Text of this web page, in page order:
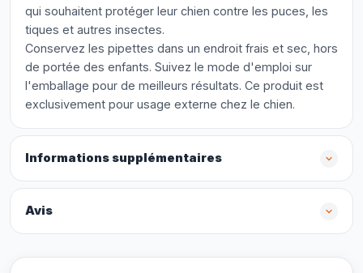
qui souhaitent protéger leur chien contre les puces, les
tiques et autres insectes.
Conservez les pipettes dans un endroit frais et sec, hors
de portée des enfants. Suivez le mode d'emploi sur
l'emballage pour de meilleurs résultats. Ce produit est
exclusivement pour usage externe chez le chien.
Informations supplémentaires
Avis